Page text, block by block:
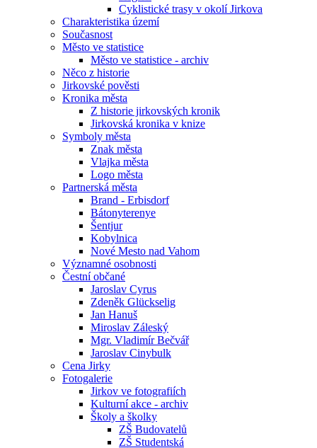
Cyklistické trasy v okolí Jirkova
Charakteristika území
Současnost
Město ve statistice
Město ve statistice - archiv
Něco z historie
Jirkovské pověsti
Kronika města
Z historie jirkovských kronik
Jirkovská kronika v knize
Symboly města
Znak města
Vlajka města
Logo města
Partnerská města
Brand - Erbisdorf
Bátonyterenye
Šentjur
Kobylnica
Nové Mesto nad Vahom
Významné osobnosti
Čestní občané
Jaroslav Cyrus
Zdeněk Glückselig
Jan Hanuš
Miroslav Záleský
Mgr. Vladimír Bečvář
Jaroslav Cinybulk
Cena Jirky
Fotogalerie
Jirkov ve fotografiích
Kulturní akce - archiv
Školy a školky
ZŠ Budovatelů
ZŠ Studentská